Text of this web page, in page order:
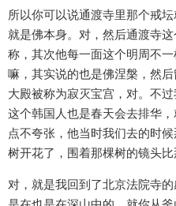
所以你可以说通渡寺里那个戒
就是佛本身。对，然后通渡寺
称，其次他每一面这个明周不
嘛，其实说的也是佛涅槃，然
大殿被称为寂灭宝宫，对。不
这个韩国人也是春天会去排华
点不夸张，他当时我们去的时
树开花了，围着那棵树的镜头比
对，就是我回到了北京法院寺